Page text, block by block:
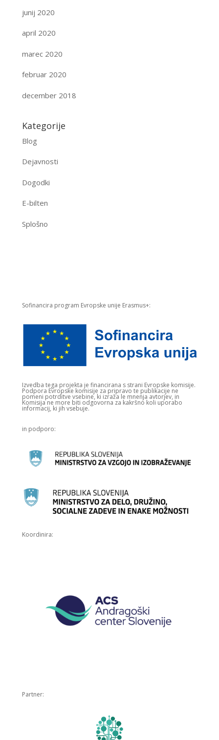
junij 2020
april 2020
marec 2020
februar 2020
december 2018
Kategorije
Blog
Dejavnosti
Dogodki
E-bilten
Splošno
Sofinancira program Evropske unije Erasmus+:
Izvedba tega projekta je financirana s strani Evropske komisije.​
Podpora Evropske komisije za pripravo te publikacije ne
pomeni potrditve vsebine, ki izraža le mnenja avtorjev, in
Komisija ne more biti odgovorna za kakršno koli uporabo
informacij, ki jih vsebuje.
in podporo:
Koordinira:
Partner: